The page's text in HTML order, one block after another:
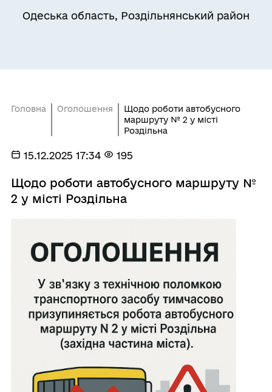
Одеська область, Роздільнянський район
Головна Оголошення
Щодо роботи автобусного
маршруту № 2 у місті
Роздільна
15.12.2025 17:34 195
Щодо роботи автобусного маршруту №
2 у місті Роздільна